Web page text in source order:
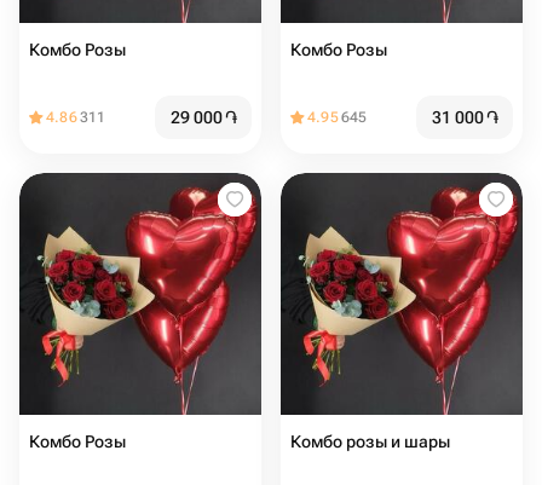
Комбо Розы
4.86311 29 000֏
Комбо Розы
4.95645 31 000֏
Комбо Розы Комбо розы и шары